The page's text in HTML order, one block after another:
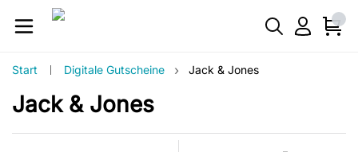
Start Digitale Gutscheine › Jack & Jones
Jack & Jones